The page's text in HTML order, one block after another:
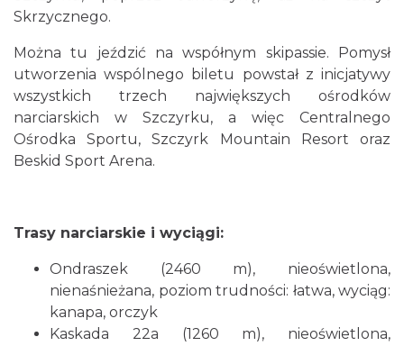
Skrzycznego.
Można tu jeździć na współnym skipassie. Pomysł
utworzenia wspólnego biletu powstał z inicjatywy
wszystkich trzech największych ośrodków
narciarskich w Szczyrku, a więc Centralnego
Ośrodka Sportu, Szczyrk Mountain Resort oraz
Beskid Sport Arena.
Trasy narciarskie i wyciągi:
Ondraszek (2460 m), nieoświetlona,
nienaśnieżana, poziom trudności: łatwa, wyciąg:
kanapa, orczyk
Kaskada 22a (1260 m), nieoświetlona,